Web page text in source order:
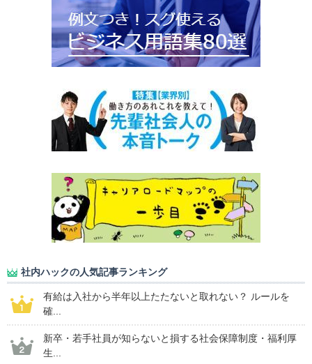
社内ハックの人気記事ランキング
有給は入社から半年以上たたないと取れない？ ルールを
確...
新卒・若手社員が知らないと損する社会保障制度・福利厚
生...